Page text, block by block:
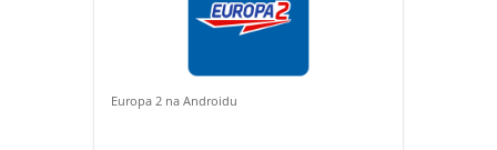
Europa 2 na Androidu